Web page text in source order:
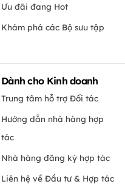
Ưu đãi đang Hot
Khám phá các Bộ sưu tập
Dành cho Kinh doanh
Trung tâm hỗ trợ Đối tác
Hướng dẫn nhà hàng hợp
tác
Nhà hàng đăng ký hợp tác
Liên hệ về Đầu tư & Hợp tác